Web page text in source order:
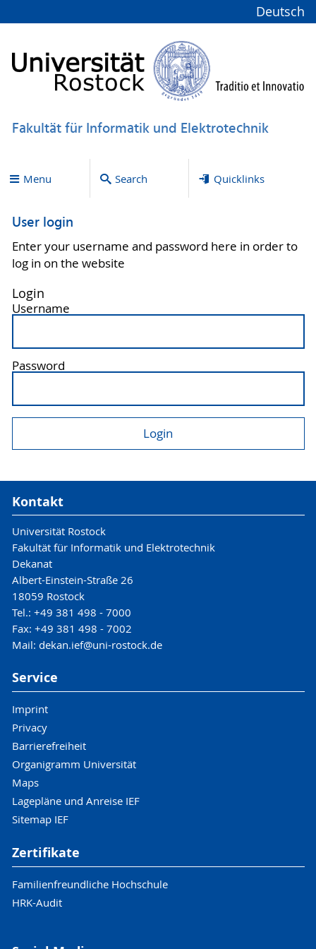
Deutsch
Fakultät für Informatik und Elektrotechnik
Menu Search Quicklinks
User login
Enter your username and password here in order to
log in on the website
Login
Username
Password
Kontakt
Universität Rostock
Fakultät für Informatik und Elektrotechnik
Dekanat
Albert-Einstein-Straße 26
18059 Rostock
Tel.: +49 381 498 - 7000
Fax: +49 381 498 - 7002
Mail: dekan.ief@uni-rostock.de
Service
Imprint
Privacy
Barrierefreiheit
Organigramm Universität
Maps
Lagepläne und Anreise IEF
Sitemap IEF
Zertifikate
Familienfreundliche Hochschule
HRK-Audit